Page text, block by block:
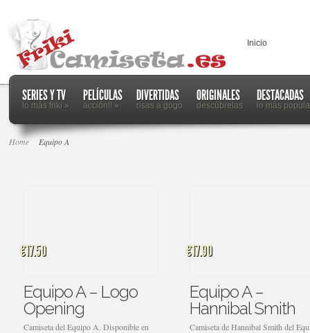
Inicio
SERIES Y TV
lo más friki »
PELÍCULAS
acción!! »
DIVERTIDAS
risas a gogó
ORIGINALES
descúbrelas
DESTACADAS
lo más
Home Equipo A
€17.50
Equipo A – Logo
Opening
Camiseta del Equipo A. Disponible en
€17.90
Equipo A –
Hannibal Smith
Camiseta de Hannibal Smith del